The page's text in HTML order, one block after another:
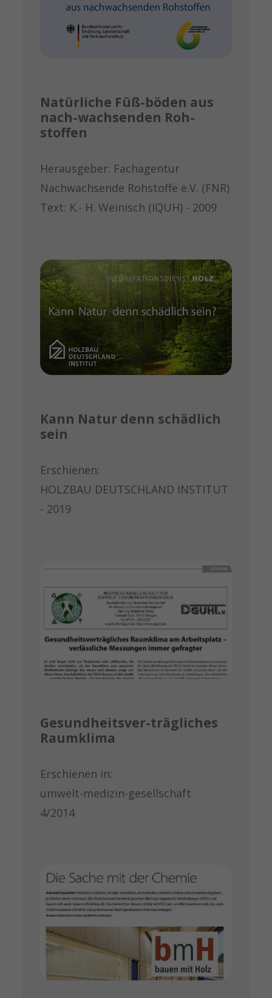
Natürliche Füß-böden aus
nach-wachsenden Roh-
stoffen
Herausgeber: Fachagentur
Nachwachsende Rohstoffe e.V. (FNR)
Text: K.- H. Weinisch (IQUH) - 2009
Kann Natur denn schädlich
sein
Erschienen:
HOLZBAU DEUTSCHLAND INSTITUT
- 2019
Gesundheitsver-trägliches
Raumklima
Erschienen in:
umwelt-medizin-gesellschaft
4/2014